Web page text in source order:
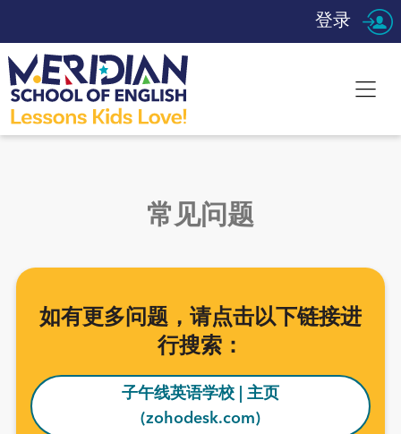
登录
常见问题
如有更多问题，请点击以下链接进
行搜索：
子午线英语学校 | 主页
(zohodesk.com)